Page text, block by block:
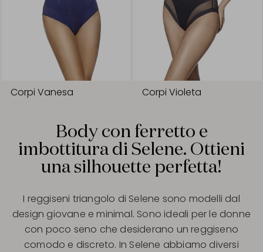
Corpi Vanesa Corpi Violeta
Body con ferretto e
imbottitura di Selene. Ottieni
una silhouette perfetta!
I reggiseni triangolo di Selene sono modelli dal
design giovane e minimal. Sono ideali per le donne
con poco seno che desiderano un reggiseno
comodo e discreto. In Selene abbiamo diversi